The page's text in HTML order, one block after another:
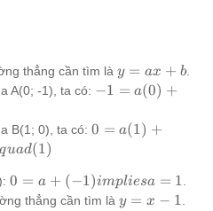
thẳng cần tìm là y
=
+
y = ax + b.
A(0; -1), ta có: -1 =
b
implies
−1 = a(0) +
B(1; 0), ta có: 0 =
implies
0 = a
0 = a(1) +
quad(1)
0 = a
+ (-1)
0 = a + (−1)impliesa = 1
thẳng cần tìm là y
y = x − 1